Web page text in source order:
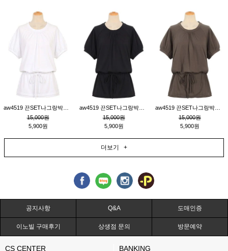
15,000원
5,900원
15,000원
5,900원
15,000원
5,900원
더보기 +
공지사항 Q&A 도매인증
이노빌 구매후기 상생점 문의 방문예약
CS CENTER BANKING